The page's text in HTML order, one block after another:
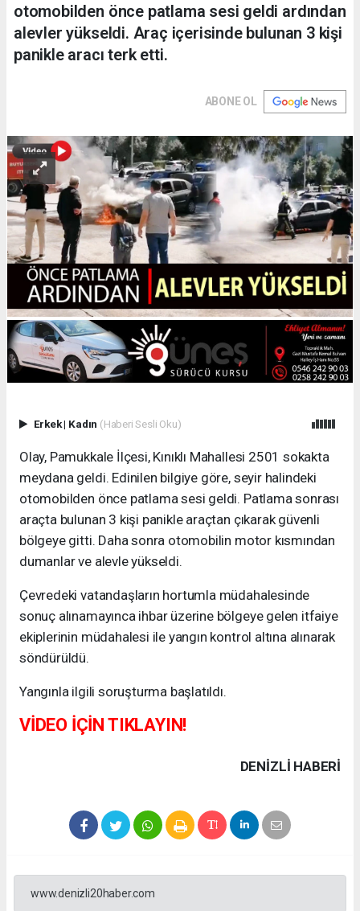
otomobilden önce patlama sesi geldi ardından
alevler yükseldi. Araç içerisinde bulunan 3 kişi
panikle aracı terk etti.
ABONE OL
Erkek| Kadın (Haberi Sesli Oku)
Olay, Pamukkale İlçesi, Kınıklı Mahallesi 2501 sokakta
meydana geldi. Edinilen bilgiye göre, seyir halindeki
otomobilden önce patlama sesi geldi. Patlama sonrası
araçta bulunan 3 kişi panikle araçtan çıkarak güvenli
bölgeye gitti. Daha sonra otomobilin motor kısmından
dumanlar ve alevle yükseldi.
Çevredeki vatandaşların hortumla müdahalesinde
sonuç alınamayınca ihbar üzerine bölgeye gelen itfaiye
ekiplerinin müdahalesi ile yangın kontrol altına alınarak
söndürüldü.
Yangınla ilgili soruşturma başlatıldı.
VİDEO İÇİN TIKLAYIN!
DENIZLI HABERİ
www.denizli20haber.com